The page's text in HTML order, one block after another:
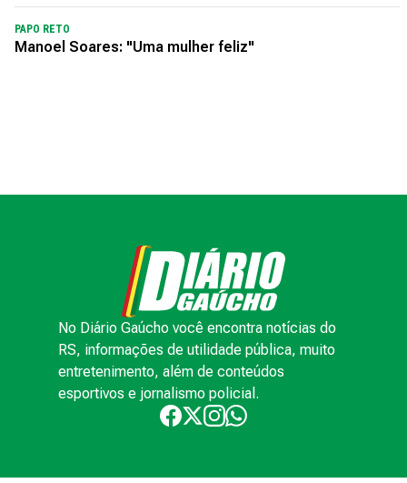
PAPO RETO
Manoel Soares: "Uma mulher feliz"
No Diário Gaúcho você encontra notícias do
RS, informações de utilidade pública, muito
entretenimento, além de conteúdos
esportivos e jornalismo policial.